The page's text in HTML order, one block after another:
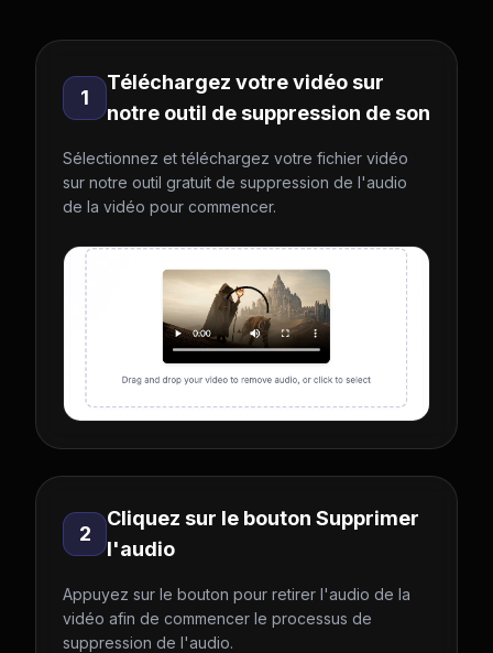
1
Téléchargez votre vidéo sur
notre outil de suppression de son
Sélectionnez et téléchargez votre fichier vidéo
sur notre outil gratuit de suppression de l'audio
de la vidéo pour commencer.
2
Cliquez sur le bouton Supprimer
l'audio
Appuyez sur le bouton pour retirer l'audio de la
vidéo afin de commencer le processus de
suppression de l'audio.